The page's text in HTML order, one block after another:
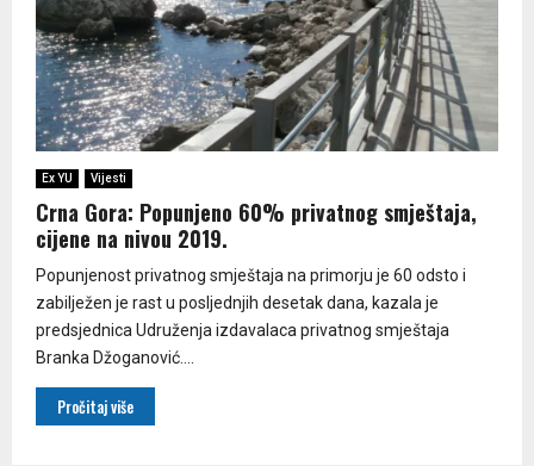
Ex YU Vijesti
Crna Gora: Popunjeno 60% privatnog smještaja,
cijene na nivou 2019.
Popunjenost privatnog smještaja na primorju je 60 odsto i
zabilježen je rast u posljednjih desetak dana, kazala je
predsjednica Udruženja izdavalaca privatnog smještaja
Branka Džoganović....
Pročitaj više